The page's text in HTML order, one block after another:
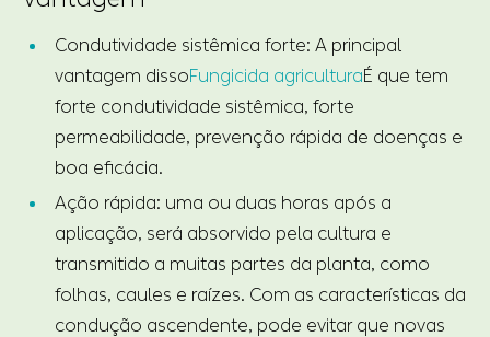
Condutividade sistêmica forte: A principal
vantagem dissoFungicida agriculturaÉ que tem
forte condutividade sistêmica, forte
permeabilidade, prevenção rápida de doenças e
boa eficácia.
Ação rápida: uma ou duas horas após a
aplicação, será absorvido pela cultura e
transmitido a muitas partes da planta, como
folhas, caules e raízes. Com as características da
condução ascendente, pode evitar que novas